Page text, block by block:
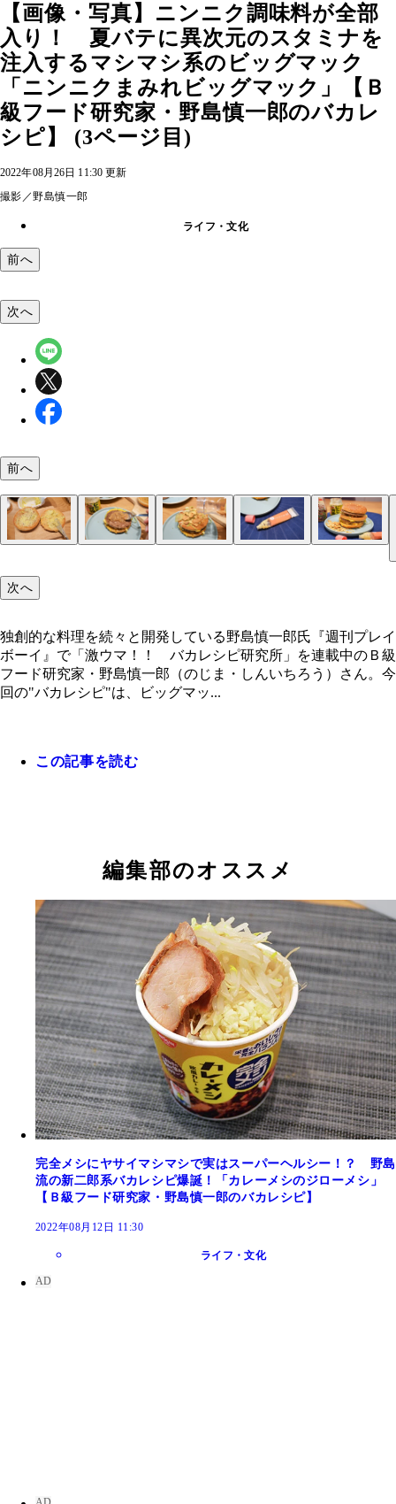
【画像・写真】ニンニク調味料が全部
入り！ 夏バテに異次元のスタミナを
注入するマシマシ系のビッグマック
「ニンニクまみれビッグマック」【Ｂ
級フード研究家・野島慎一郎のバカレ
シピ】 (3ページ目)
2022年08月26日 11:30 更新
撮影／野島慎一郎
ライフ・文化
前へ
（１）トースト！ ビッグマックを解体し、クラ
（２）背脂！ バンズに焦げ目がついたらトース
（３）チップ！ さらにビッグマックの隙間にガ
（４）チューブ！ ニンニクの香りをブーストす
独創的な料理を続々と開発している野島慎一郎氏
次へ
前へ
次へ
独創的な料理を続々と開発している野島慎一郎氏『週刊プレイ
ボーイ』で「激ウマ！！ バカレシピ研究所」を連載中のＢ級
フード研究家・野島慎一郎（のじま・しんいちろう）さん。今
回の"バカレシピ"は、ビッグマッ...
この記事を読む
編集部のオススメ
完全メシにヤサイマシマシで実はスーパーヘルシー！？ 野島
流の新二郎系バカレシピ爆誕！「カレーメシのジローメシ」
【Ｂ級フード研究家・野島慎一郎のバカレシピ】
2022年08月12日 11:30
ライフ・文化